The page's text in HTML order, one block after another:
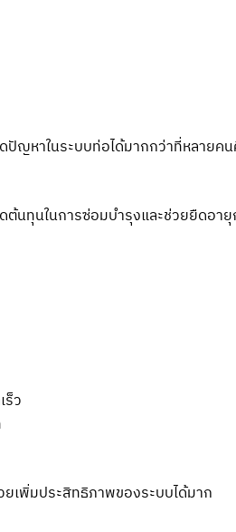
ญหาในระบบท่อได้มากกว่าที่หลายค
นทุนในการซ่อมบำรุงและช่วยยืดอายุ
ร็ว
ยเพิ่มประสิทธิภาพของระบบได้มาก